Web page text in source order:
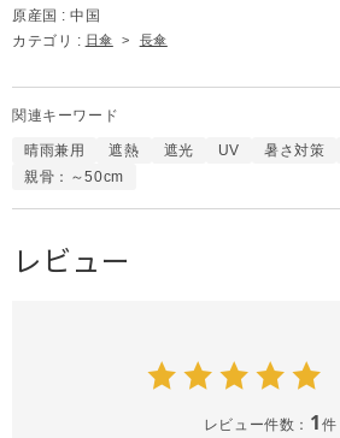
原産国 : 中国
カテゴリ : 日傘 > 長傘
関連キーワード
晴雨兼用 遮熱 遮光 UV 暑さ対策
親骨：～50cm
レビュー
レビュー件数： 1件